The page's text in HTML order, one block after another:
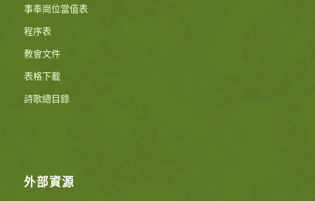
事奉崗位當值表
程序表
教會文件
表格下載
詩歌總目錄
外部資源